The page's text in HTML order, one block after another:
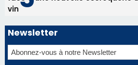
Régie publicitaire